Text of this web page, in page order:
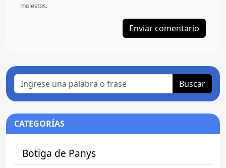
molestos.
Buscar
CATEGORÍAS
Botiga de Panys